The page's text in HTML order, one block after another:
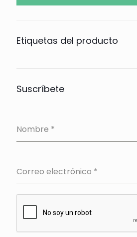
Etiquetas del producto
Suscríbete
Nombre *
Correo electrónico *